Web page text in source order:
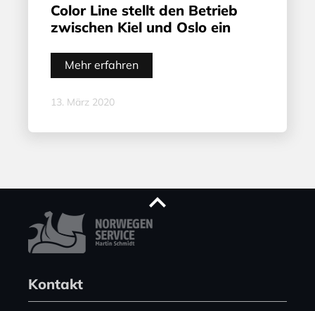
Color Line stellt den Betrieb
zwischen Kiel und Oslo ein
Mehr erfahren
13. März 2020
Kontakt